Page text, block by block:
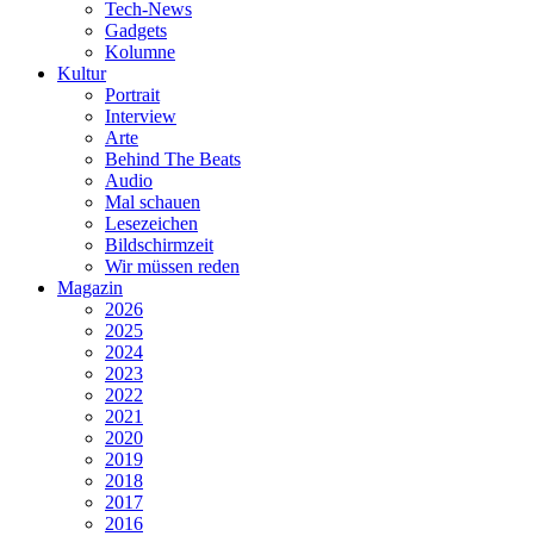
Tech-News
Gadgets
Kolumne
Kultur
Portrait
Interview
Arte
Behind The Beats
Audio
Mal schauen
Lesezeichen
Bildschirmzeit
Wir müssen reden
Magazin
2026
2025
2024
2023
2022
2021
2020
2019
2018
2017
2016